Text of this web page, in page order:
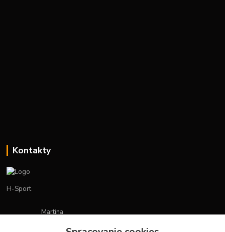
Kontakty
H-Sport
Martina